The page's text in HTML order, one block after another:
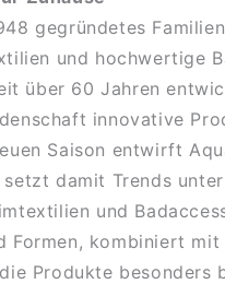
gegründetes
und hochwertige
über 60 Jahren
innovative
Saison entwirft
damit Trends
und
Formen, kombiniert
Produkte besonders